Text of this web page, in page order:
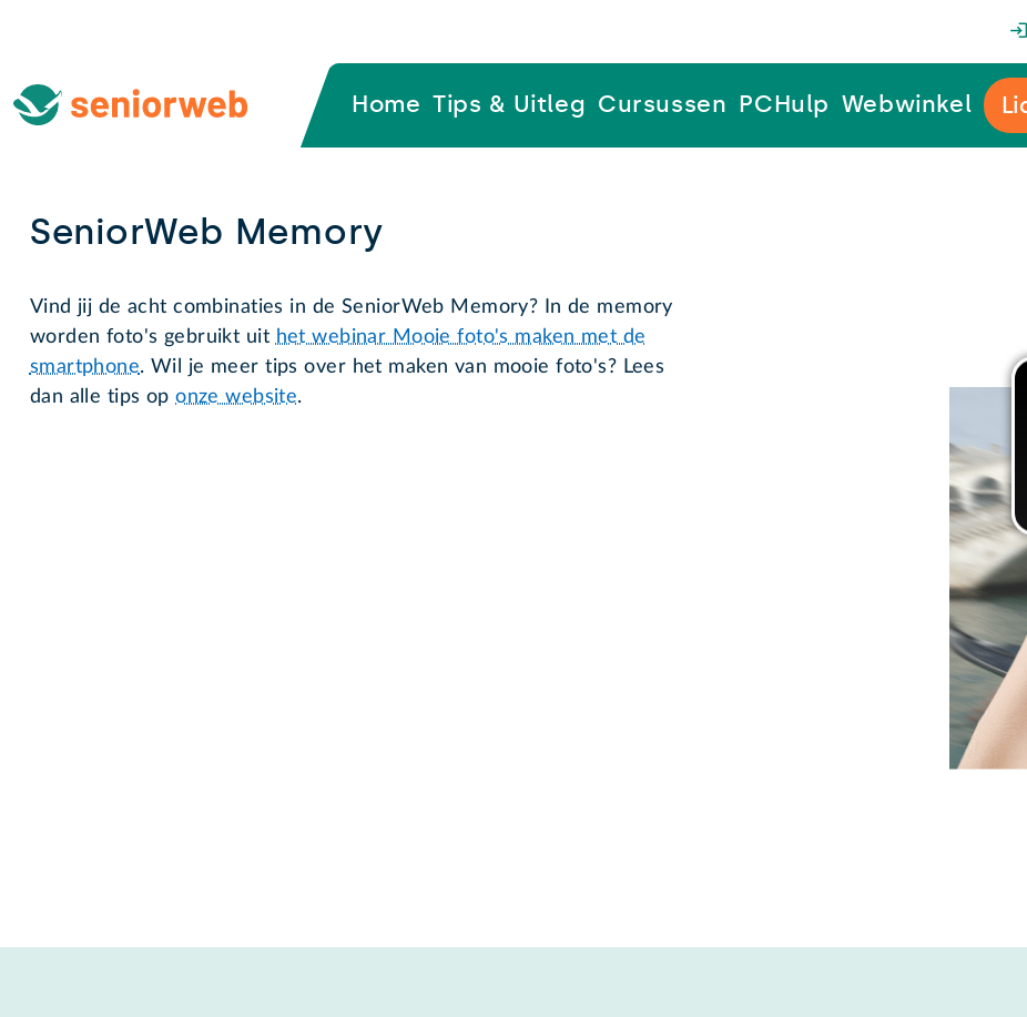
Home Tips & Uitleg Cursussen PCHulp Webwinkel
SeniorWeb Memory
Vind jij de acht combinaties in de SeniorWeb Memory? In de memory
worden foto's gebruikt uit het webinar Mooie foto's maken met de
smartphone. Wil je meer tips over het maken van mooie foto's? Lees
dan alle tips oponze website.